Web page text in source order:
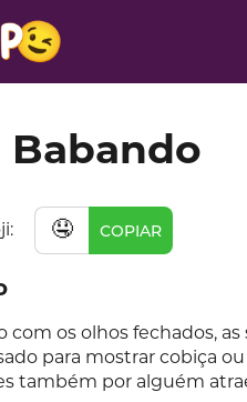
Babando
🤤 COPIAR
com os olhos fechados,
para mostrar cobiça
também por alguém